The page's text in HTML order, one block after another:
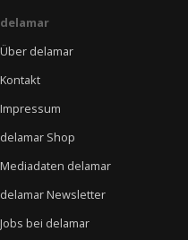
delamar
Über delamar
Kontakt
Impressum
delamar Shop
Mediadaten delamar
delamar Newsletter
Jobs bei delamar